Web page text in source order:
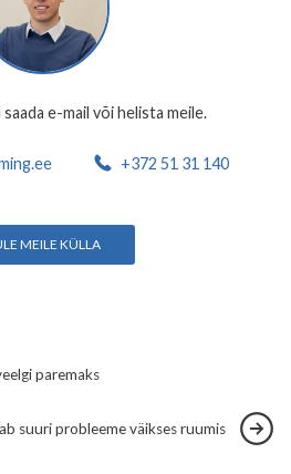
e-mail või helista meile.
+372 51 31 140
MEILE KÜLLA
paremaks
suuri probleeme väikses ruumis